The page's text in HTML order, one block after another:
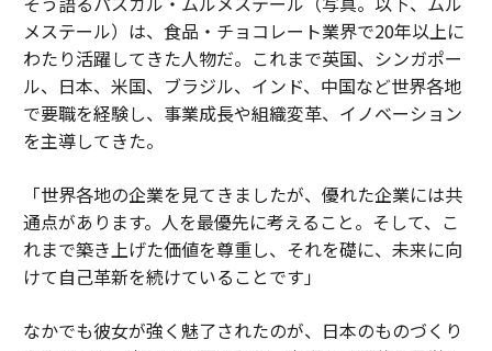
メステール）は、食品・チョコレート業界で20年以上に
わたり活躍してきた人物だ。これまで英国、シンガポー
ル、日本、米国、ブラジル、インド、中国など世界各地
で要職を経験し、事業成長や組織変革、イノベーション
を主導してきた。
「世界各地の企業を見てきましたが、優れた企業には共
通点があります。人を最優先に考えること。そして、こ
れまで築き上げた価値を尊重し、それを礎に、未来に向
けて自己革新を続けていることです」
なかでも彼女が強く魅了されたのが、日本のものづくり